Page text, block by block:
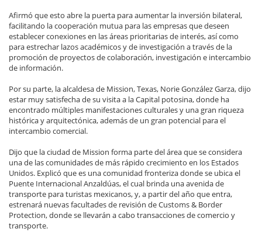
Afirmó que esto abre la puerta para aumentar la inversión bilateral,
facilitando la cooperación mutua para las empresas que deseen
establecer conexiones en las áreas prioritarias de interés, así como
para estrechar lazos académicos y de investigación a través de la
promoción de proyectos de colaboración, investigación e intercambio
de información.
Por su parte, la alcaldesa de Mission, Texas, Norie González Garza, dijo
estar muy satisfecha de su visita a la Capital potosina, donde ha
encontrado múltiples manifestaciones culturales y una gran riqueza
histórica y arquitectónica, además de un gran potencial para el
intercambio comercial.
Dijo que la ciudad de Mission forma parte del área que se considera
una de las comunidades de más rápido crecimiento en los Estados
Unidos. Explicó que es una comunidad fronteriza donde se ubica el
Puente Internacional Anzaldúas, el cual brinda una avenida de
transporte para turistas mexicanos, y, a partir del año que entra,
estrenará nuevas facultades de revisión de Customs & Border
Protection, donde se llevarán a cabo transacciones de comercio y
transporte.